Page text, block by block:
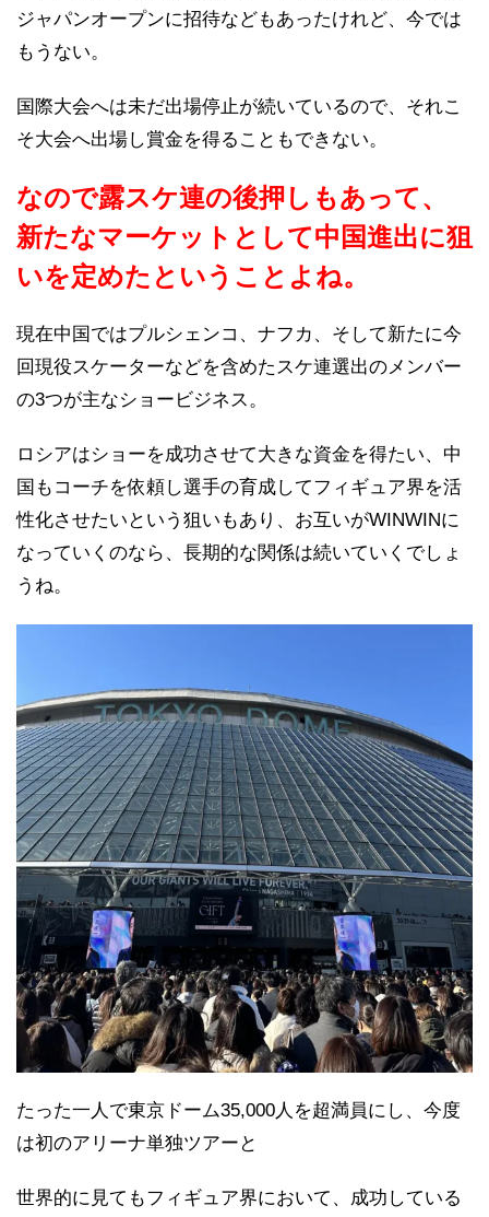
ジャパンオープンに招待などもあったけれど、今では
もうない。
国際大会へは未だ出場停止が続いているので、それこ
そ大会へ出場し賞金を得ることもできない。
なので露スケ連の後押しもあって、
新たなマーケットとして中国進出に狙
いを定めたということよね。
現在中国ではプルシェンコ、ナフカ、そして新たに今
回現役スケーターなどを含めたスケ連選出のメンバー
の3つが主なショービジネス。
ロシアはショーを成功させて大きな資金を得たい、中
国もコーチを依頼し選手の育成してフィギュア界を活
性化させたいという狙いもあり、お互いがWINWINに
なっていくのなら、長期的な関係は続いていくでしょ
うね。
たった一人で東京ドーム35,000人を超満員にし、今度
は初のアリーナ単独ツアーと
世界的に見てもフィギュア界において、成功している